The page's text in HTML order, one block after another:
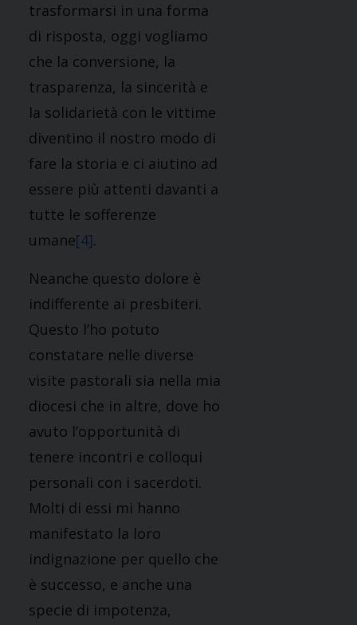
trasformarsi in una forma
di risposta, oggi vogliamo
che la conversione, la
trasparenza, la sincerità e
la solidarietà con le vittime
diventino il nostro modo di
fare la storia e ci aiutino ad
essere più attenti davanti a
tutte le sofferenze
umane[4].
Neanche questo dolore è
indifferente ai presbiteri.
Questo l’ho potuto
constatare nelle diverse
visite pastorali sia nella mia
diocesi che in altre, dove ho
avuto l’opportunità di
tenere incontri e colloqui
personali con i sacerdoti.
Molti di essi mi hanno
manifestato la loro
indignazione per quello che
è successo, e anche una
specie di impotenza,